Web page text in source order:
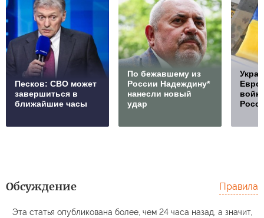
Песков: СВО может
завершиться в
ближайшие часы
По бежавшему из
России Надеждину*
нанесли новый
удар
Обсуждение Правила
Эта статья опубликована более, чем 24 часа назад, а значит,